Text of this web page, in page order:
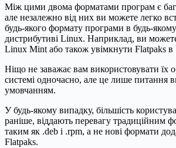
Між цими двома форматами програм є
але незалежно від них ви можете легко
будь-якого формату програми в будь-
дистрибутиві Linux. Наприклад, ви
Linux Mint або також увімкнути Flatpaks в
Ніщо не заважає вам використовувати їх
системі одночасно, але це лише питання
умовчанням.
У будь-якому випадку, більшість
раніше, віддають перевагу традиційним
таким як .deb і .rpm, а не нові формати
Flatpaks.